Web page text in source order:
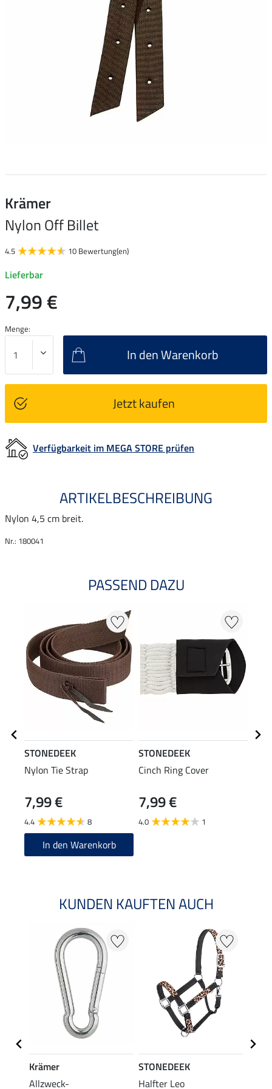
Krämer
Nylon Off Billet
4.5 10 Bewertung(en)
Lieferbar
7,99 €
Menge:
In den Warenkorb
Jetzt kaufen
Verfügbarkeit im MEGA STORE prüfen
ARTIKELBESCHREIBUNG
Nylon 4,5 cm breit.
Nr.: 180041
PASSEND DAZU
STONEDEEK
Nylon Tie Strap
7,99 €
4.4 8
In den Warenkorb
STONEDEEK
Cinch Ring Cover
7,99 €
4.0 1
KUNDEN KAUFTEN AUCH
Krämer
Allzweck-
STONEDEEK
Halfter Leo